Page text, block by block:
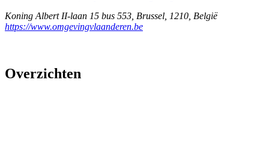
Koning Albert II-laan 15 bus 553 Brussel 1210 België
https://www.omgevingvlaanderen.be
Overzichten